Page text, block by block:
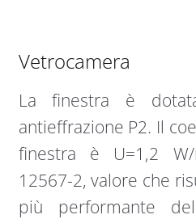
Vetrocamera
La finestra è
antieffrazione P2. Il
finestra è U=1,2
12567-2, valore che
più performante